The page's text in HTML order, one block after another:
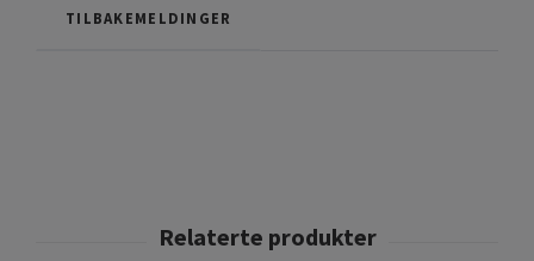
TILBAKEMELDINGER